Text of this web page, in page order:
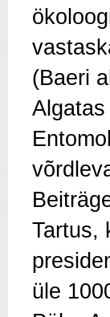
(Baeri
Algatas
Tartus,
üle